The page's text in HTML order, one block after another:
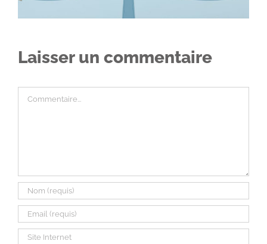
Laisser un commentaire